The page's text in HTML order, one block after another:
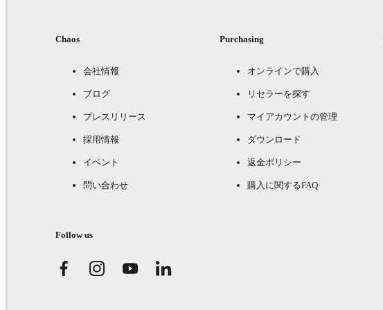
Chaos
会社情報
ブログ
プレスリリース
採用情報
イベント
問い合わせ
Purchasing
オンラインで購入
リセラーを探す
マイアカウントの管理
ダウンロード
返金ポリシー
購入に関するFAQ
Follow us